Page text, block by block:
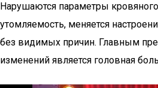
Нарушаются параметры
утомляемость, меняется
без видимых причин. Главным
изменений является головная